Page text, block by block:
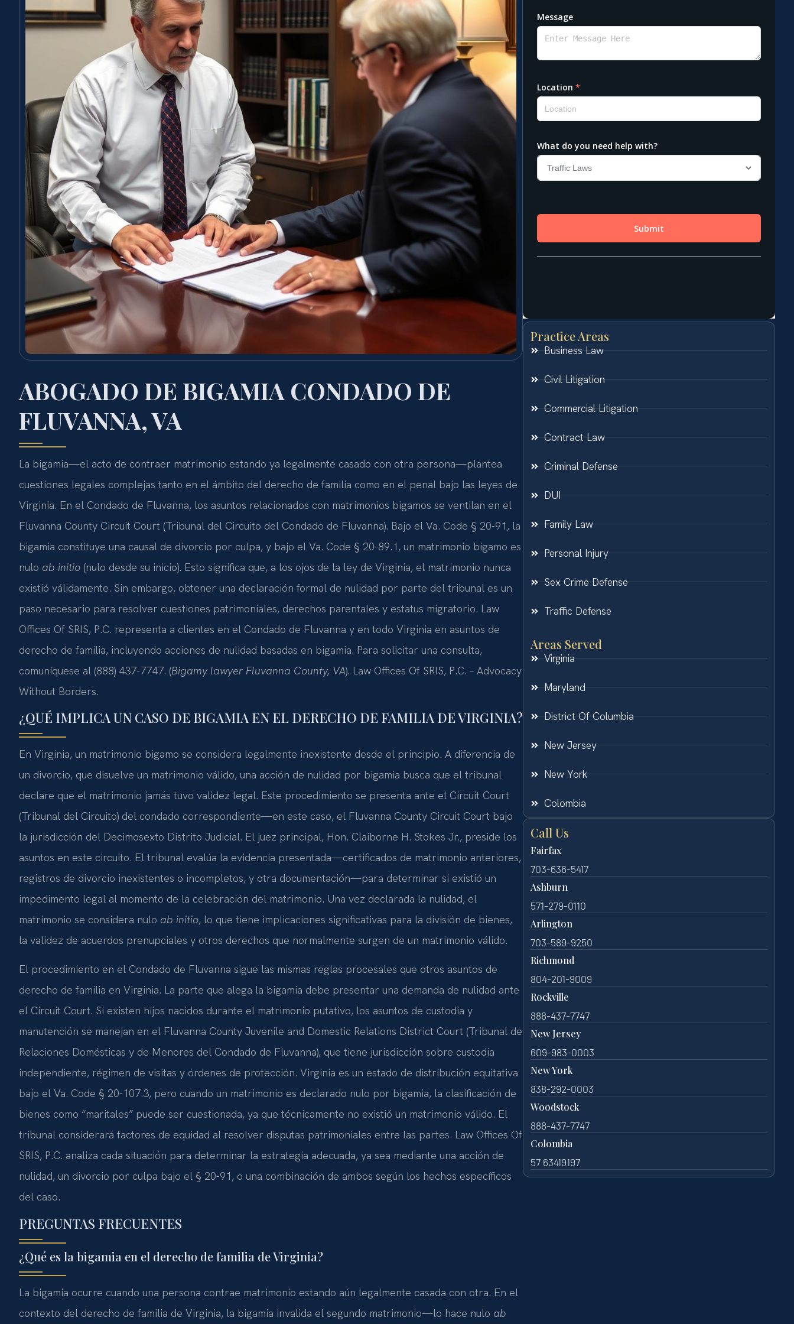
ABOGADO DE BIGAMIA CONDADO DE
FLUVANNA, VA
La bigamia—el acto de contraer matrimonio estando ya legalmente casado con otra persona—plantea
cuestiones legales complejas tanto en el ámbito del derecho de familia como en el penal bajo las leyes de
Virginia. En el Condado de Fluvanna, los asuntos relacionados con matrimonios bigamos se ventilan en el
Fluvanna County Circuit Court (Tribunal del Circuito del Condado de Fluvanna). Bajo el Va. Code § 20-91, la
bigamia constituye una causal de divorcio por culpa, y bajo el Va. Code § 20-89.1, un matrimonio bigamo es
nulo ab initio (nulo desde su inicio). Esto significa que, a los ojos de la ley de Virginia, el matrimonio nunca
existió válidamente. Sin embargo, obtener una declaración formal de nulidad por parte del tribunal es un
paso necesario para resolver cuestiones patrimoniales, derechos parentales y estatus migratorio. Law
Offices Of SRIS, P.C. representa a clientes en el Condado de Fluvanna y en todo Virginia en asuntos de
derecho de familia, incluyendo acciones de nulidad basadas en bigamia. Para solicitar una consulta,
comuníquese al (888) 437-7747. (Bigamy lawyer Fluvanna County, VA). Law Offices Of SRIS, P.C. – Advocacy
Without Borders.
¿QUÉ IMPLICA UN CASO DE BIGAMIA EN EL DERECHO DE FAMILIA DE VIRGINIA?
En Virginia, un matrimonio bigamo se considera legalmente inexistente desde el principio. A diferencia de
un divorcio, que disuelve un matrimonio válido, una acción de nulidad por bigamia busca que el tribunal
declare que el matrimonio jamás tuvo validez legal. Este procedimiento se presenta ante el Circuit Court
(Tribunal del Circuito) del condado correspondiente—en este caso, el Fluvanna County Circuit Court bajo
la jurisdicción del Decimosexto Distrito Judicial. El juez principal, Hon. Claiborne H. Stokes Jr., preside los
asuntos en este circuito. El tribunal evalúa la evidencia presentada—certificados de matrimonio anteriores,
registros de divorcio inexistentes o incompletos, y otra documentación—para determinar si existió un
impedimento legal al momento de la celebración del matrimonio. Una vez declarada la nulidad, el
matrimonio se considera nulo ab initio, lo que tiene implicaciones significativas para la división de bienes,
la validez de acuerdos prenupciales y otros derechos que normalmente surgen de un matrimonio válido.
El procedimiento en el Condado de Fluvanna sigue las mismas reglas procesales que otros asuntos de
derecho de familia en Virginia. La parte que alega la bigamia debe presentar una demanda de nulidad ante
el Circuit Court. Si existen hijos nacidos durante el matrimonio putativo, los asuntos de custodia y
manutención se manejan en el Fluvanna County Juvenile and Domestic Relations District Court (Tribunal de
Relaciones Domésticas y de Menores del Condado de Fluvanna), que tiene jurisdicción sobre custodia
independiente, régimen de visitas y órdenes de protección. Virginia es un estado de distribución equitativa
bajo el Va. Code § 20-107.3, pero cuando un matrimonio es declarado nulo por bigamia, la clasificación de
bienes como “maritales” puede ser cuestionada, ya que técnicamente no existió un matrimonio válido. El
tribunal considerará factores de equidad al resolver disputas patrimoniales entre las partes. Law Offices Of
SRIS, P.C. analiza cada situación para determinar la estrategia adecuada, ya sea mediante una acción de
nulidad, un divorcio por culpa bajo el § 20-91, o una combinación de ambos según los hechos específicos
del caso.
PREGUNTAS FRECUENTES
¿Qué es la bigamia en el derecho de familia de Virginia?
La bigamia ocurre cuando una persona contrae matrimonio estando aún legalmente casada con otra. En el
contexto del derecho de familia de Virginia, la bigamia invalida el segundo matrimonio—lo hace nulo ab
Practice Areas
Business Law
Civil Litigation
Commercial Litigation
Contract Law
Criminal Defense
DUI
Family Law
Personal Injury
Sex Crime Defense
Traffic Defense
Areas Served
Virginia
Maryland
District Of Columbia
New Jersey
New York
Colombia
Call Us
Fairfax
703-636-5417
Ashburn
571-279-0110
Arlington
703-589-9250
Richmond
804-201-9009
Rockville
888-437-7747
New Jersey
609-983-0003
New York
838-292-0003
Woodstock
888-437-7747
Colombia
57 63419197